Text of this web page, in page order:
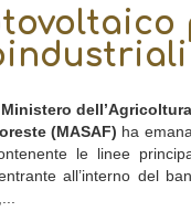
Ministero
(MASAF) ha
le linee
all’interno del